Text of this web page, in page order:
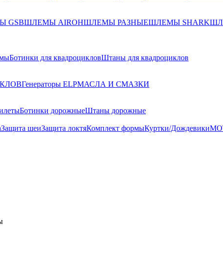
GSBШЛЕМЫ AIROHШЛЕМЫ РАЗНЫЕШЛЕМЫ SHARK
Ботинки для квадроцикловШтаны для квадроциклов
Генераторы ELPМАСЛА И СМАЗКИ
Ботинки дорожныеШтаны дорожные
Защита шеиЗащита локтяКомплект формыКуртки/Дождевики